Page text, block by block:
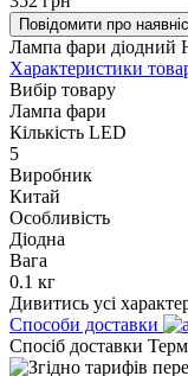
Повідомити про
Лампа фари діодний
Характеристики
Вибір товару
Лампа фари
Кількість LED
5
Виробник
Китай
Особливість
Діодна
Вага
0.1 кг
Дивитись усі
Способи доставки
Спосіб доставки